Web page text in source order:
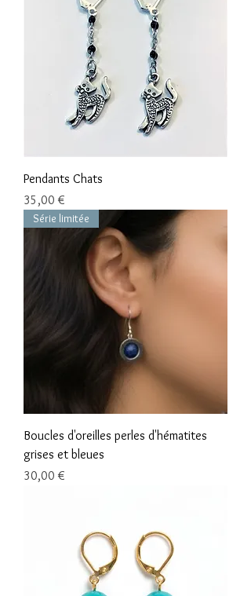
Pendants Chats
Prix
35,00 €
Série limitée
Boucles d'oreilles perles d'hématites
grises et bleues
Prix
30,00 €